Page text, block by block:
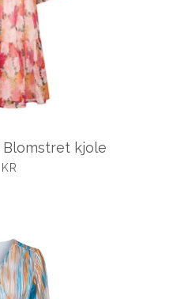
Blomstret kjole